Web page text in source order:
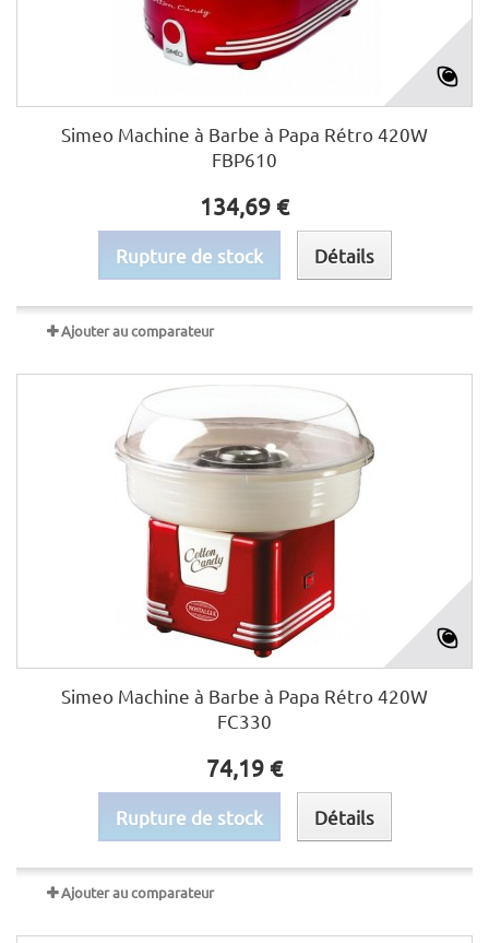
Simeo Machine à Barbe à Papa Rétro 420W
FBP610
134,69 €
Rupture de stock Détails
Ajouter au comparateur
Simeo Machine à Barbe à Papa Rétro 420W
FC330
74,19 €
Rupture de stock Détails
Ajouter au comparateur